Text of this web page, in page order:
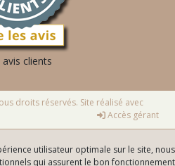
avis clients
droits réservés. Site réalisé avec
Accès gérant
utilisateur optimale sur le site, nous
qui assurent le bon fonctionnement